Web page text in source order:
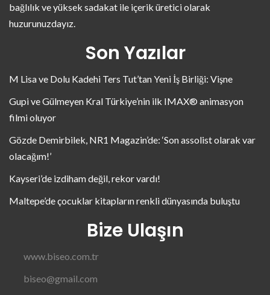
bağlılık ve yüksek sadakat ile içerik üretici olarak
huzurunuzdayız.
Son Yazılar
M Lisa ve Dolu Kadehi Ters Tut’tan Yeni İş Birliği: Vişne
Gupi ve Gülmeyen Kral Türkiye’nin ilk IMAX® animasyon
filmi oluyor
Gözde Demirbilek, NR1 Magazin’de: ‘Son assolist olarak var
olacağım!’
Kayseri’de izdiham değil, rekor vardı!
Maltepe’de çocuklar kitapların renkli dünyasında buluştu
Bize Ulaşın
www.biseo.com.tr
biseo@gmail.com